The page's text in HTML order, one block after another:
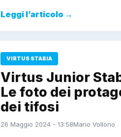
Leggi l’articolo →
VIRTUS STABIA
Virtus Junior
Le foto dei
dei tifosi
26 Maggio 2024 - 13:58Mario Vollono